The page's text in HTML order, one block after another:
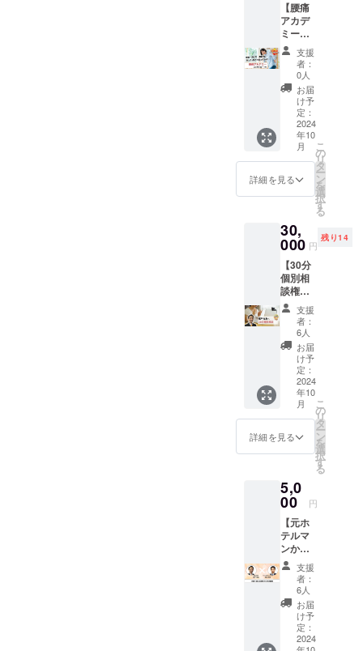
セミ
ナー
（ZOO
M）
で、直
接坂戸
先生に
質問が
でき、
視聴が
できま
す。 ・
日時：
2024年
坂戸先
生の著
書セッ
ト 35
万部突
破の「9
割の腰
痛は自
分で治
せる」
と、
「指1本
で「肩
こり」
がすっ
える
本」2冊
生のサ
イン入
りで
す。 ※
ご支援
を確認
後、準
備でき
次第お
送りし
ます。
※なお、
支援画
「腰痛
アカデ
ミー」
の会員
権利を
10ヶ月
・感謝
のメッ
セージ
・研究
報告書
・坂戸
先生サ
イン入
痛・肩
こり）
付 と
なりま
す。 会
員登録
は、自
己申告2
年以内
で10ヶ
月間
で、お
好きな
タイミ
ングで
始めら
れま
後、ご
案内を
お送り
いたし
ます。
（登録
後、継
続して
の10ヶ
月とな
りま
す）
「腰痛
【腰痛
アカデ
ミー
10ヶ月
サポー
ト付】
（プレ
ゼント
用） ・
腰痛や
肩こ
り、関
節痛な
どの慢
性痛
を、あ
自分で
治し方
を覚え
て治す
「腰痛
アカデ
ミー」
の会員
権利を
10ヶ月
・感謝
のメッ
セージ
・研究
報告書
・坂戸
先生サ
（腰
痛・肩
こり）
付 と
なりま
す。 会
員登録
は、自
己申告2
年以内
で10ヶ
月間
で、お
支援
者：
0人
お届
け予
定：
2024
年10
月
詳細を見る
こ
の
リ
タ
ー
ン
を
選
択
す
る
30,
000 円
残り14
【30分
個別相
談権利
ZOOM
】 ・坂
戸先生
へ、個
別に30
分間相
談がで
きま
す。
通常は
一切
行って
いない
スと
なって
います
ので貴
重で
す。
30分
は、病
気・医
療・世
間話な
ど、ど
のよう
支援
者：
6人
お届
け予
定：
2024
年10
月
詳細を見る
こ
の
リ
タ
ー
ン
を
選
択
す
る
5,0
00 円
【元ホ
テルマ
ンから
治療家
へ 坂戸
先生と
の対
談】 緩
消法認
定技術
支援
者：
6人
お届
け予
定：
2024